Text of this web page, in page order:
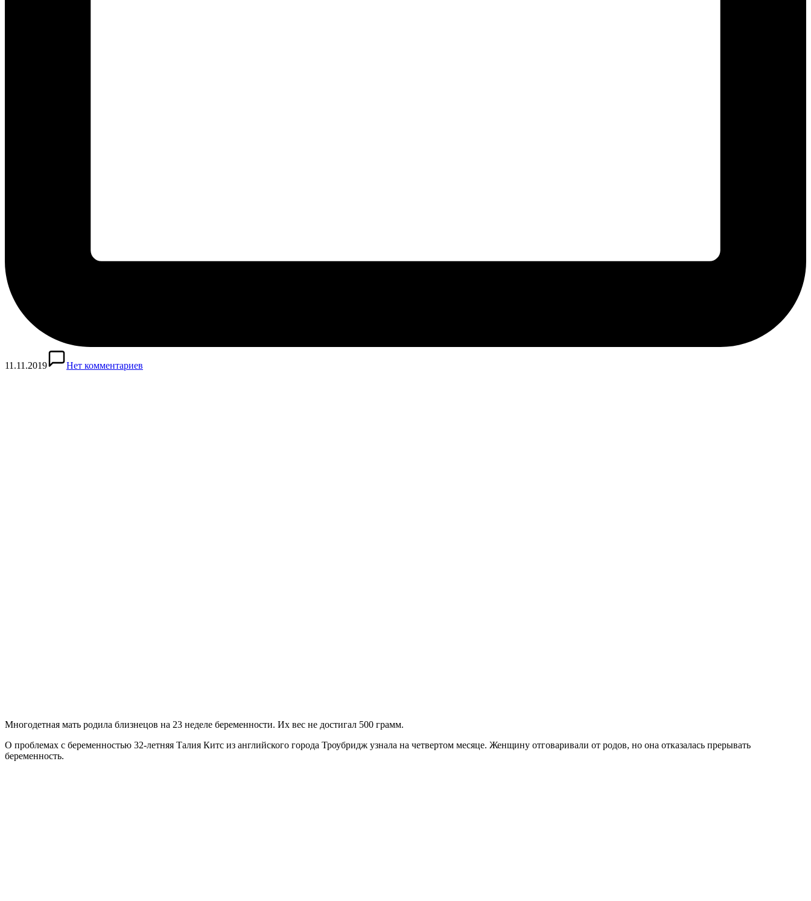
11.11.2019 Нет комментариев
Многодетная мать родила близнецов на 23 неделе беременности. Их вес не достигал 500 грамм.
О проблемах с беременностью 32-летняя Талия Китс из английского города Троубридж узнала на четвертом месяце. Женщину отговаривали от родов, но она отказалась прерывать
беременность.